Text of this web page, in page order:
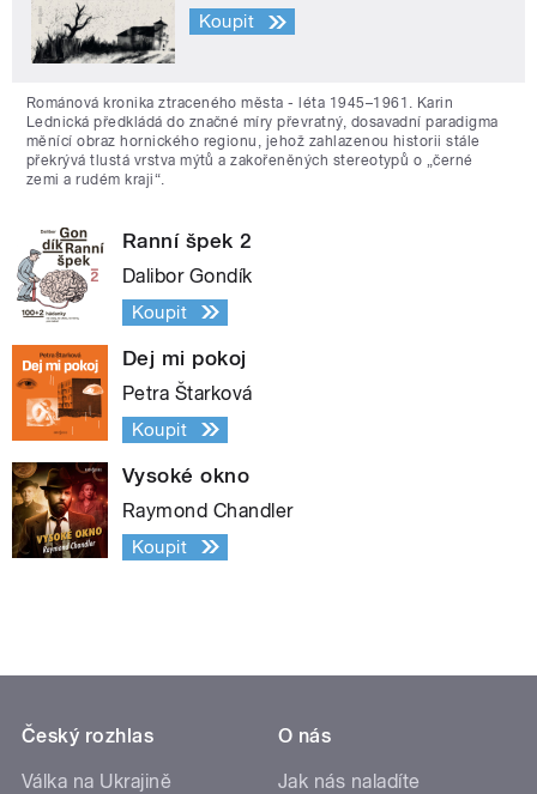
Koupit
Románová kronika ztraceného města - léta 1945–1961. Karin
Lednická předkládá do značné míry převratný, dosavadní paradigma
měnící obraz hornického regionu, jehož zahlazenou historii stále
překrývá tlustá vrstva mýtů a zakořeněných stereotypů o „černé
zemi a rudém kraji“.
Ranní špek 2
Dalibor Gondík
Koupit
Dej mi pokoj
Petra Štarková
Koupit
Vysoké okno
Raymond Chandler
Koupit
Český rozhlas
Válka na Ukrajině
O nás
Jak nás naladíte